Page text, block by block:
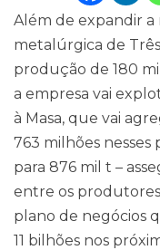
Além de expandir a
metalúrgica de
produção de 180
a empresa vai
à Masa, que vai
763 milhões
para 876 mil t –
entre os
plano de negócios
11 bilhões nos